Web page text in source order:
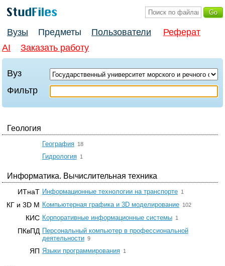
Вузы Предметы Пользователи
Реферат
AI
Заказать работу
Вуз
Фильтр
Геология
География 18
Гидрология 1
Информатика. Вычислительная техника
ИТнаТ Информационные технологии на транспорте 1
КГ и 3D М Компьютерная графика и 3D моделирование 102
КИС Корпоративные информационные системы 1
ПКвПД Персональный компьютер в профессиональной
деятельности 9
ЯП Языки программирования 1